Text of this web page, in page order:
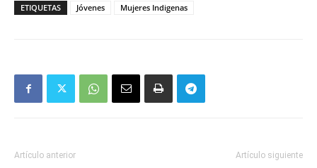
ETIQUETAS Jóvenes Mujeres Indigenas
Artículo anterior Artículo siguiente